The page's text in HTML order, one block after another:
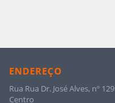
ENDEREÇO
Rua Rua Dr. José Alves, nº 129
Centro